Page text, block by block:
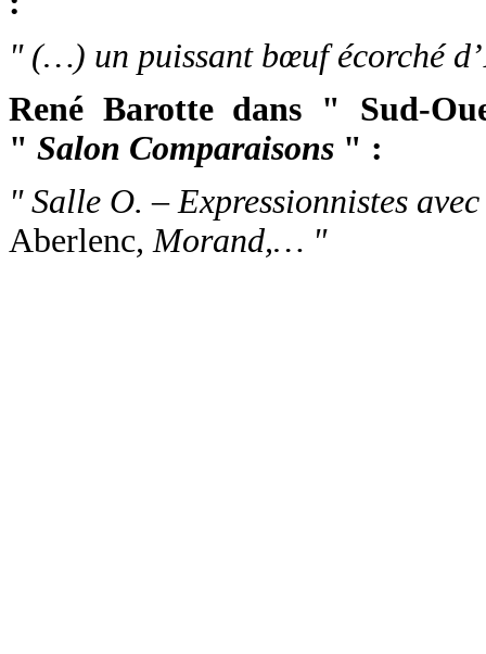
" (…) un puissant bœuf écorché d’
René Barotte dans " Sud-
" Salon Comparaisons " :
" Salle O. – Expressionnistes
Aberlenc, Morand,… "